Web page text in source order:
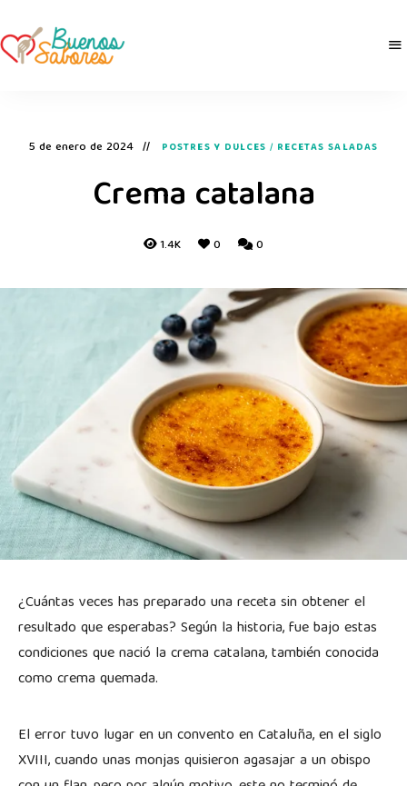
5 de enero de 2024 POSTRES Y DULCES / RECETAS SALADAS
Crema catalana
1.4K 0 0
¿Cuántas veces has preparado una receta sin obtener el
resultado que esperabas? Según la historia, fue bajo estas
condiciones que nació la crema catalana, también conocida
como crema quemada.
El error tuvo lugar en un convento en Cataluña, en el siglo
XVIII, cuando unas monjas quisieron agasajar a un obispo